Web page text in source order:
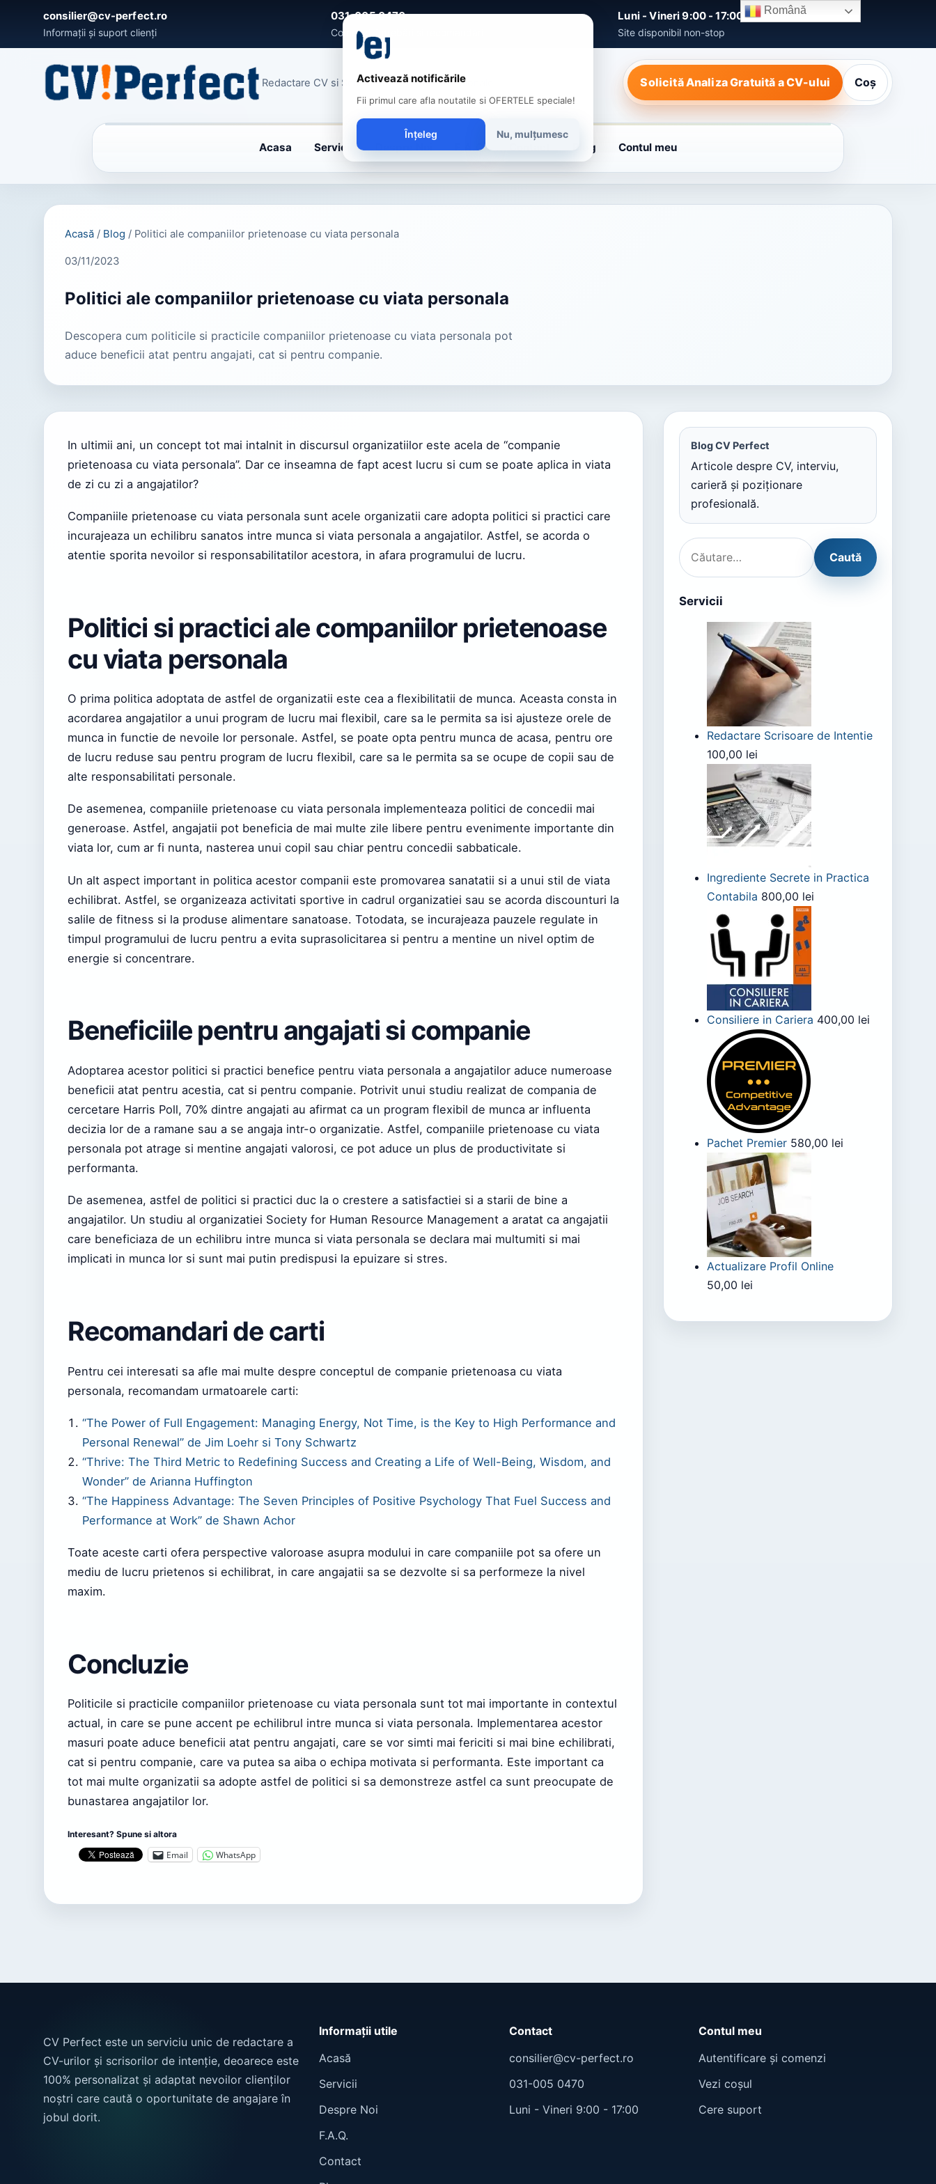
consilier@cv-perfect.ro
Informații și suport clienți
031-005 0470
Comenzi, întrebări și recomandări
Luni - Vineri 9:00 - 17:00
Site disponibil non-stop
Redactare CV si Scrisori de Intentie Profesionale Solicită Analiza Gratuită a CV-ului Coș
Acasa Servicii Despre Noi F.A.Q. Contact Blog Contul meu
Acasă / Blog / Politici ale companiilor prietenoase cu viata personala
03/11/2023
Politici ale companiilor prietenoase cu viata personala
Descopera cum politicile si practicile companiilor prietenoase cu viata personala pot
aduce beneficii atat pentru angajati, cat si pentru companie.
In ultimii ani, un concept tot mai intalnit in discursul organizatiilor este acela de “companie
prietenoasa cu viata personala”. Dar ce inseamna de fapt acest lucru si cum se poate aplica in viata
de zi cu zi a angajatilor?
Companiile prietenoase cu viata personala sunt acele organizatii care adopta politici si practici care
incurajeaza un echilibru sanatos intre munca si viata personala a angajatilor. Astfel, se acorda o
atentie sporita nevoilor si responsabilitatilor acestora, in afara programului de lucru.
Politici si practici ale companiilor prietenoase
cu viata personala
O prima politica adoptata de astfel de organizatii este cea a flexibilitatii de munca. Aceasta consta in
acordarea angajatilor a unui program de lucru mai flexibil, care sa le permita sa isi ajusteze orele de
munca in functie de nevoile lor personale. Astfel, se poate opta pentru munca de acasa, pentru ore
de lucru reduse sau pentru program de lucru flexibil, care sa le permita sa se ocupe de copii sau de
alte responsabilitati personale.
De asemenea, companiile prietenoase cu viata personala implementeaza politici de concedii mai
generoase. Astfel, angajatii pot beneficia de mai multe zile libere pentru evenimente importante din
viata lor, cum ar fi nunta, nasterea unui copil sau chiar pentru concedii sabbaticale.
Un alt aspect important in politica acestor companii este promovarea sanatatii si a unui stil de viata
echilibrat. Astfel, se organizeaza activitati sportive in cadrul organizatiei sau se acorda discounturi la
salile de fitness si la produse alimentare sanatoase. Totodata, se incurajeaza pauzele regulate in
timpul programului de lucru pentru a evita suprasolicitarea si pentru a mentine un nivel optim de
energie si concentrare.
Beneficiile pentru angajati si companie
Adoptarea acestor politici si practici benefice pentru viata personala a angajatilor aduce numeroase
beneficii atat pentru acestia, cat si pentru companie. Potrivit unui studiu realizat de compania de
cercetare Harris Poll, 70% dintre angajati au afirmat ca un program flexibil de munca ar influenta
decizia lor de a ramane sau a se angaja intr-o organizatie. Astfel, companiile prietenoase cu viata
personala pot atrage si mentine angajati valorosi, ce pot aduce un plus de productivitate si
performanta.
De asemenea, astfel de politici si practici duc la o crestere a satisfactiei si a starii de bine a
angajatilor. Un studiu al organizatiei Society for Human Resource Management a aratat ca angajatii
care beneficiaza de un echilibru intre munca si viata personala se declara mai multumiti si mai
implicati in munca lor si sunt mai putin predispusi la epuizare si stres.
Recomandari de carti
Pentru cei interesati sa afle mai multe despre conceptul de companie prietenoasa cu viata
personala, recomandam urmatoarele carti:
“The Power of Full Engagement: Managing Energy, Not Time, is the Key to High Performance and
Personal Renewal” de Jim Loehr si Tony Schwartz
“Thrive: The Third Metric to Redefining Success and Creating a Life of Well-Being, Wisdom, and
Wonder” de Arianna Huffington
“The Happiness Advantage: The Seven Principles of Positive Psychology That Fuel Success and
Performance at Work” de Shawn Achor
Toate aceste carti ofera perspective valoroase asupra modului in care companiile pot sa ofere un
mediu de lucru prietenos si echilibrat, in care angajatii sa se dezvolte si sa performeze la nivel
maxim.
Concluzie
Politicile si practicile companiilor prietenoase cu viata personala sunt tot mai importante in contextul
actual, in care se pune accent pe echilibrul intre munca si viata personala. Implementarea acestor
masuri poate aduce beneficii atat pentru angajati, care se vor simti mai fericiti si mai bine echilibrati,
cat si pentru companie, care va putea sa aiba o echipa motivata si performanta. Este important ca
tot mai multe organizatii sa adopte astfel de politici si sa demonstreze astfel ca sunt preocupate de
bunastarea angajatilor lor.
Interesant? Spune si altora
Email WhatsApp
Blog CV Perfect
Articole despre CV, interviu,
carieră și poziționare
profesională.
Servicii
Redactare Scrisoare de Intentie
100,00 lei
Ingrediente Secrete in Practica
Contabila 800,00 lei
Consiliere in Cariera 400,00 lei
Pachet Premier 580,00 lei
Actualizare Profil Online
50,00 lei
CV Perfect este un serviciu unic de redactare a
CV-urilor și scrisorilor de intenție, deoarece este
100% personalizat și adaptat nevoilor clienților
noștri care caută o oportunitate de angajare în
jobul dorit.
Informații utile
Acasă
Servicii
Despre Noi
F.A.Q.
Contact
Contact
consilier@cv-perfect.ro
031-005 0470
Luni - Vineri 9:00 - 17:00
Contul meu
Autentificare și comenzi
Vezi coșul
Cere suport
Română
Activează notificările
Fii primul care afla noutatile si OFERTELE speciale!
Înțeleg Nu, mulțumesc